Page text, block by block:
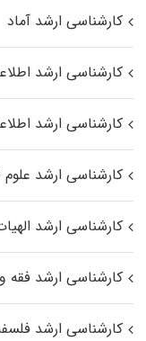
کارشناسی ارشد آماد
کارشناسی ارشد
کارشناسی ارشد
کارشناسی ارشد
کارشناسی ارشد
کارشناسی ارشد فقه
کارشناسی ارشد